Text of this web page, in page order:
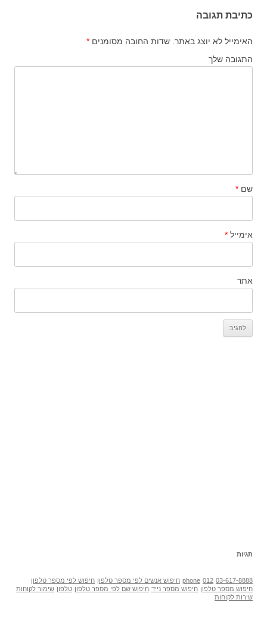
כתיבת תגובה
האימייל לא יוצג באתר. שדות החובה מסומנים *
התגובה שלך
שם *
אימייל *
אתר
תגיות
03-617-8888
012
phone חיפוש אנשים לפי מספר טלפון חיפוש לפי מספר טלפון
חיפוש מספר טלפון חיפוש מספר נייד חיפוש שם לפי מספר טלפון טלפון שימור לקוחות
שירות לקוחות